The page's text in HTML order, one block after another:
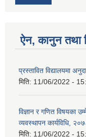
ऐन, कानुन तथा
प्रस्तावित विद्यालयमा
मिति: 11/06/2022 -
विज्ञान र गणित विषयका
व्यवस्थापन कार्यविधि,
मिति: 11/06/2022 -